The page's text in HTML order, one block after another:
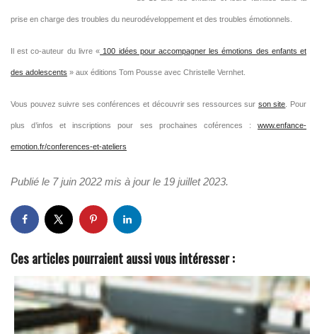
prise en charge des troubles du neurodéveloppement et des troubles émotionnels.
Il est co-auteur du livre « 100 idées pour accompagner les émotions des enfants et
des adolescents » aux éditions Tom Pousse avec Christelle Vernhet.
Vous pouvez suivre ses conférences et découvrir ses ressources sur son site. Pour
plus d’infos et inscriptions pour ses prochaines coférences : www.enfance-
emotion.fr/conferences-et-ateliers
Publié le 7 juin 2022 mis à jour le 19 juillet 2023.
Ces articles pourraient aussi vous intéresser :